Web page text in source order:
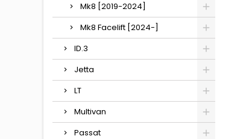
Mk8 [2019-2024]
Mk8 Facelift [2024-]
ID.3
Jetta
LT
Multivan
Passat